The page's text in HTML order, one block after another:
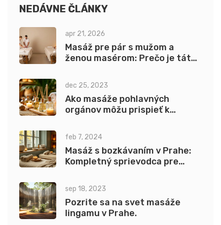
NEDÁVNE ČLÁNKY
apr 21, 2026
Masáž pre pár s mužom a
ženou masérom: Prečo je táto
dec 25, 2023
Ako masáže pohlavných
orgánov môžu prispieť k
feb 7, 2024
Masáž s bozkávaním v Prahe:
Kompletný sprievodca pre
sep 18, 2023
Pozrite sa na svet masáže
lingamu v Prahe.